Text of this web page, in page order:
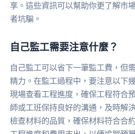
享。這些資訊可以幫助你更了解市
者坑騙。
自己監工需要注意什麼？
自己監工可以省下一筆監工費，但
精力。在監工過程中，要注意以下
現場查看工程進度，確保工程符合
師或工班保持良好的溝通，及時解
檢查材料的品質，確保材料符合合